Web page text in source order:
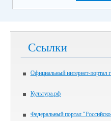
Ссылки
Официальный интернет-портал
Культура.рф
Федеральный портал